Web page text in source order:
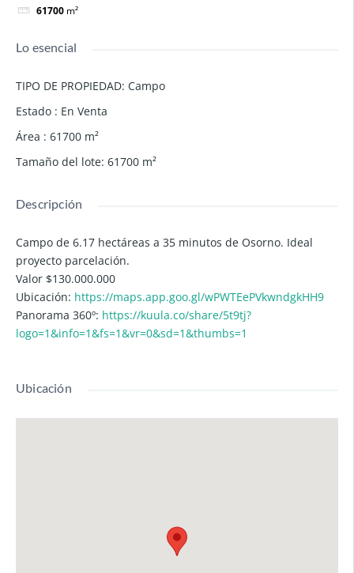
61700 m²
Lo esencial
TIPO DE PROPIEDAD: Campo
Estado : En Venta
Área : 61700 m²
Tamaño del lote: 61700 m²
Descripción
Campo de 6.17 hectáreas a 35 minutos de Osorno. Ideal
proyecto parcelación.
Valor $130.000.000
Ubicación: https://maps.app.goo.gl/wPWTEePVkwndgkHH9
Panorama 360º: https://kuula.co/share/5t9tj?
logo=1&info=1&fs=1&vr=0&sd=1&thumbs=1
Ubicación